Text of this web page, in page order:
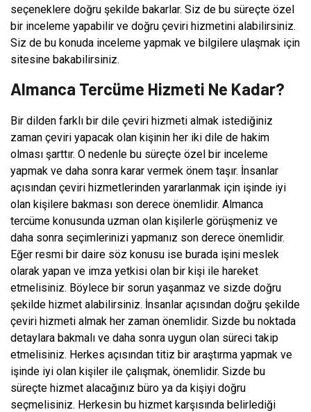
seçeneklere doğru şekilde bakarlar. Siz de bu süreçte özel
bir inceleme yapabilir ve doğru çeviri hizmetini alabilirsiniz.
Siz de bu konuda inceleme yapmak ve bilgilere ulaşmak için
sitesine bakabilirsiniz.
Almanca Tercüme Hizmeti Ne Kadar?
Bir dilden farklı bir dile çeviri hizmeti almak istediğiniz
zaman çeviri yapacak olan kişinin her iki dile de hakim
olması şarttır. O nedenle bu süreçte özel bir inceleme
yapmak ve daha sonra karar vermek önem taşır. İnsanlar
açısından çeviri hizmetlerinden yararlanmak için işinde iyi
olan kişilere bakması son derece önemlidir. Almanca
tercüme konusunda uzman olan kişilerle görüşmeniz ve
daha sonra seçimlerinizi yapmanız son derece önemlidir.
Eğer resmi bir daire söz konusu ise burada işini meslek
olarak yapan ve imza yetkisi olan bir kişi ile hareket
etmelisiniz. Böylece bir sorun yaşanmaz ve sizde doğru
şekilde hizmet alabilirsiniz. İnsanlar açısından doğru şekilde
çeviri hizmeti almak her zaman önemlidir. Sizde bu noktada
detaylara bakmalı ve daha sonra uygun olan süreci takip
etmelisiniz. Herkes açısından titiz bir araştırma yapmak ve
işinde iyi olan kişiler ile çalışmak, önemlidir. Sizde bu
süreçte hizmet alacağınız büro ya da kişiyi doğru
seçmelisiniz. Herkesin bu hizmet karşısında belirlediği